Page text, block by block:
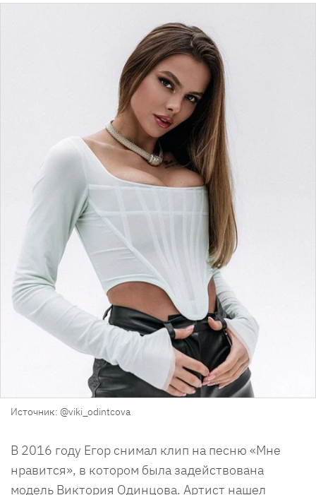
Источник: @viki_odintcova
В 2016 году Егор снимал клип на песню «Мне
нравится», в котором была задействована
модель Виктория Одинцова. Артист нашел